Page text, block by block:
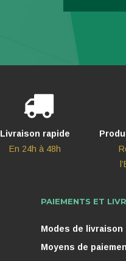
Livraison rapide
En 24h à 48h
PAIEMENTS ET
Modes de livraison
Moyens de